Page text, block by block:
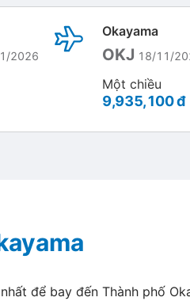
2026
Okayama
OKJ 18/11/
Một chiều
9,935,100 đ
để bay đến Thành phố